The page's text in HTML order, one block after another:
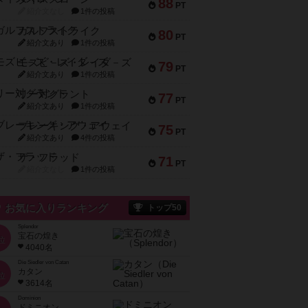
88 PT
1件の投稿
80 PT
ガルフストライク
紹介文あり 1件の投稿
79 PT
モズビ－ズ・レイダ－ズ
紹介文あり 1件の投稿
77 PT
リー対グラント
紹介文あり 1件の投稿
75 PT
ブレーキング・アウェイ
紹介文あり 4件の投稿
71 PT
ザ・フラッド
1件の投稿
お気に入りランキング トップ50
宝石の煌き
4040名
Die Siedler von Catan
カタン
3614名